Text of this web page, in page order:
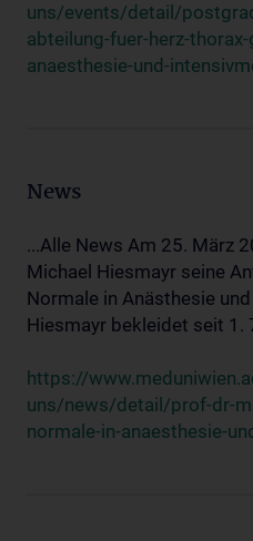
uns/events/detail/
abteilung-fuer-herz-
anaesthesie-und-
News
...Alle News Am 25. März
Michael Hiesmayr seine
Normale in Anästhesie
Hiesmayr bekleidet seit 1.
https://
uns/news/detail/prof-dr-
normale-in-anaesthesie-